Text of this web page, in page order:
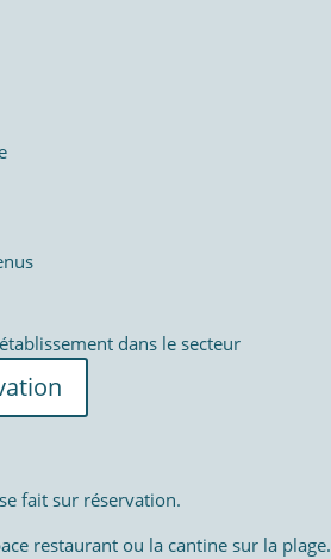
dans le secteur
fait sur réservation.
restaurant ou la cantine sur la plage.